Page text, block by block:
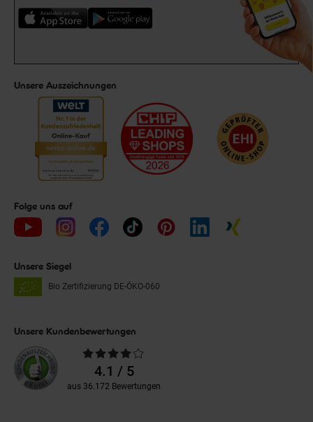
Unsere Auszeichnungen
Folge uns auf
Unsere Siegel
Bio Zertifizierung DE-ÖKO-060
Unsere Kundenbewertungen
Durchschnittliche
Bewertungen4.1 / 5
aus 36.172 Bewertungen